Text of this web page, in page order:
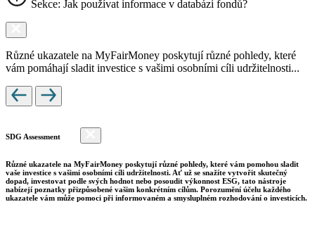
Sekce: Jak používat informace v databázi fondů?
Různé ukazatele na MyFairMoney poskytují různé pohledy, které
vám pomáhají sladit investice s vašimi osobními cíli udržitelnosti...
SDG Assessment
Různé ukazatele na MyFairMoney poskytují různé pohledy, které vám pomohou sladit
vaše investice s vašimi osobními cíli udržitelnosti. Ať už se snažíte vytvořit skutečný
dopad, investovat podle svých hodnot nebo posoudit výkonnost ESG, tato nástroje
nabízejí poznatky přizpůsobené vašim konkrétním cílům. Porozumění účelu každého
ukazatele vám může pomoci při informovaném a smysluplném rozhodování o investicích.